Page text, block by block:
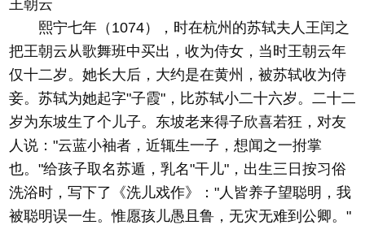
王朝云
熙宁七年（1074），时在杭州的苏轼夫人王闰之
把王朝云从歌舞班中买出，收为侍女，当时王朝云年
仅十二岁。她长大后，大约是在黄州，被苏轼收为侍
妾。苏轼为她起字"子霞"，比苏轼小二十六岁。二十二
岁为东坡生了个儿子。东坡老来得子欣喜若狂，对友
人说："云蓝小袖者，近辄生一子，想闻之一拊掌
也。"给孩子取名苏遁，乳名"干儿"，出生三日按习俗
洗浴时，写下了《洗儿戏作》："人皆养子望聪明，我
被聪明误一生。惟愿孩儿愚且鲁，无灾无难到公卿。"